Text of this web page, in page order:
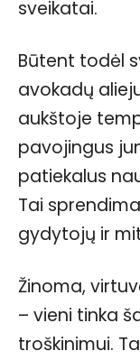
sveikatai.
Būtent todėl
avokadų
aukštoje
pavojingus
patiekalus
Tai
gydytojų ir
Žinoma,
– vieni tinka
troškinimui.